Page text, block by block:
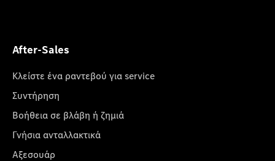
After-Sales
Κλείστε ένα ραντεβού για service
Συντήρηση
Βοήθεια σε βλάβη ή ζημιά
Γνήσια ανταλλακτικά
Αξεσουάρ